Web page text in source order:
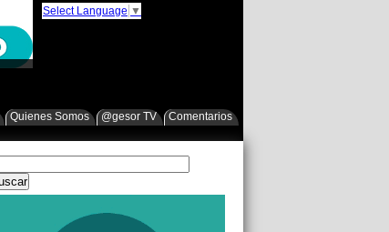
Select Language ▼
Quienes Somos @gesor TV Comentarios